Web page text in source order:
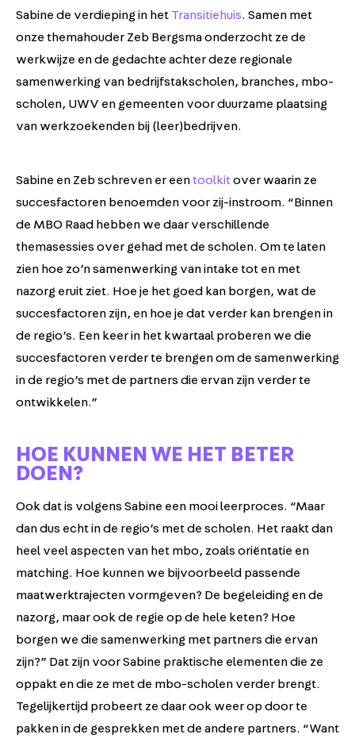
Sabine de verdieping in het Transitiehuis. Samen met
onze themahouder Zeb Bergsma onderzocht ze de
werkwijze en de gedachte achter deze regionale
samenwerking van bedrijfstakscholen, branches, mbo-
scholen, UWV en gemeenten voor duurzame plaatsing
van werkzoekenden bij (leer)bedrijven.
Sabine en Zeb schreven er eentoolkitover waarin ze
succesfactoren benoemden voor zij-instroom. “Binnen
de MBO Raad hebben we daar verschillende
themasessies over gehad met de scholen. Om te laten
zien hoe zo’n samenwerking van intake tot en met
nazorg eruit ziet. Hoe je het goed kan borgen, wat de
succesfactoren zijn, en hoe je dat verder kan brengen in
de regio’s. Een keer in het kwartaal proberen we die
succesfactoren verder te brengen om de samenwerking
in de regio’s met de partners die ervan zijn verder te
ontwikkelen.”
HOE KUNNEN WE HET BETER
DOEN?
Ook dat is volgens Sabine een mooi leerproces. “Maar
dan dus echt in de regio’s met de scholen. Het raakt dan
heel veel aspecten van het mbo, zoals oriëntatie en
matching. Hoe kunnen we bijvoorbeeld passende
maatwerktrajecten vormgeven? De begeleiding en de
nazorg, maar ook de regie op de hele keten? Hoe
borgen we die samenwerking met partners die ervan
zijn?” Dat zijn voor Sabine praktische elementen die ze
oppakt en die ze met de mbo-scholen verder brengt.
Tegelijkertijd probeert ze daar ook weer op door te
pakken in de gesprekken met de andere partners. “Want